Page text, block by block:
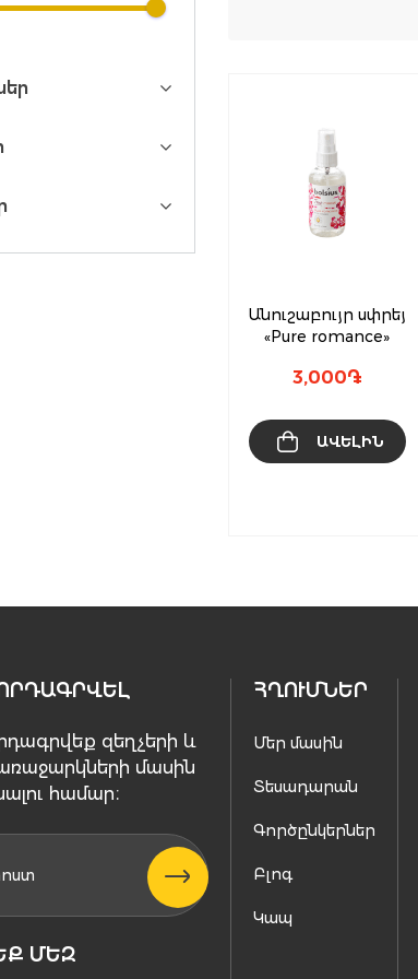
Անուշաբույր սփրեյ
«Pure romance»
3,000֏
ԱՎԵԼԻՆ
զեղչերի և
մասին
համար։
ՄԵԶ
ՀՂՈՒՄՆԵՐ
Մեր մասին
Տեսադարան
Գործընկերներ
Բլոգ
Կապ